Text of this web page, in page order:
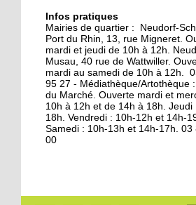
authentique
11 octobre 2013
S'éclairer pour l'hiver à
Vélostation
10 octobre 2013
Les étudiants en
Les à-côtés de la plaque
Infos pratiques
Mairies de quartier : Neudorf-
Port du Rhin, 13, rue Migneret.
mardi et jeudi de 10h à 12h.
Musau, 40 rue de Wattwiller.
mardi au samedi de 10h à 12h.
95 27 - Médiathèque/Artothèque
du Marché. Ouverte mardi et
10h à 12h et de 14h à 18h. Jeudi
18h. Vendredi : 10h-12h et 14h-
Samedi : 10h-13h et 14h-17h. 03
00